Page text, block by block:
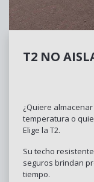
T2 NO
¿Quiere
temperatura o
Elige la T2.
Su techo
seguros brindan
tiempo.